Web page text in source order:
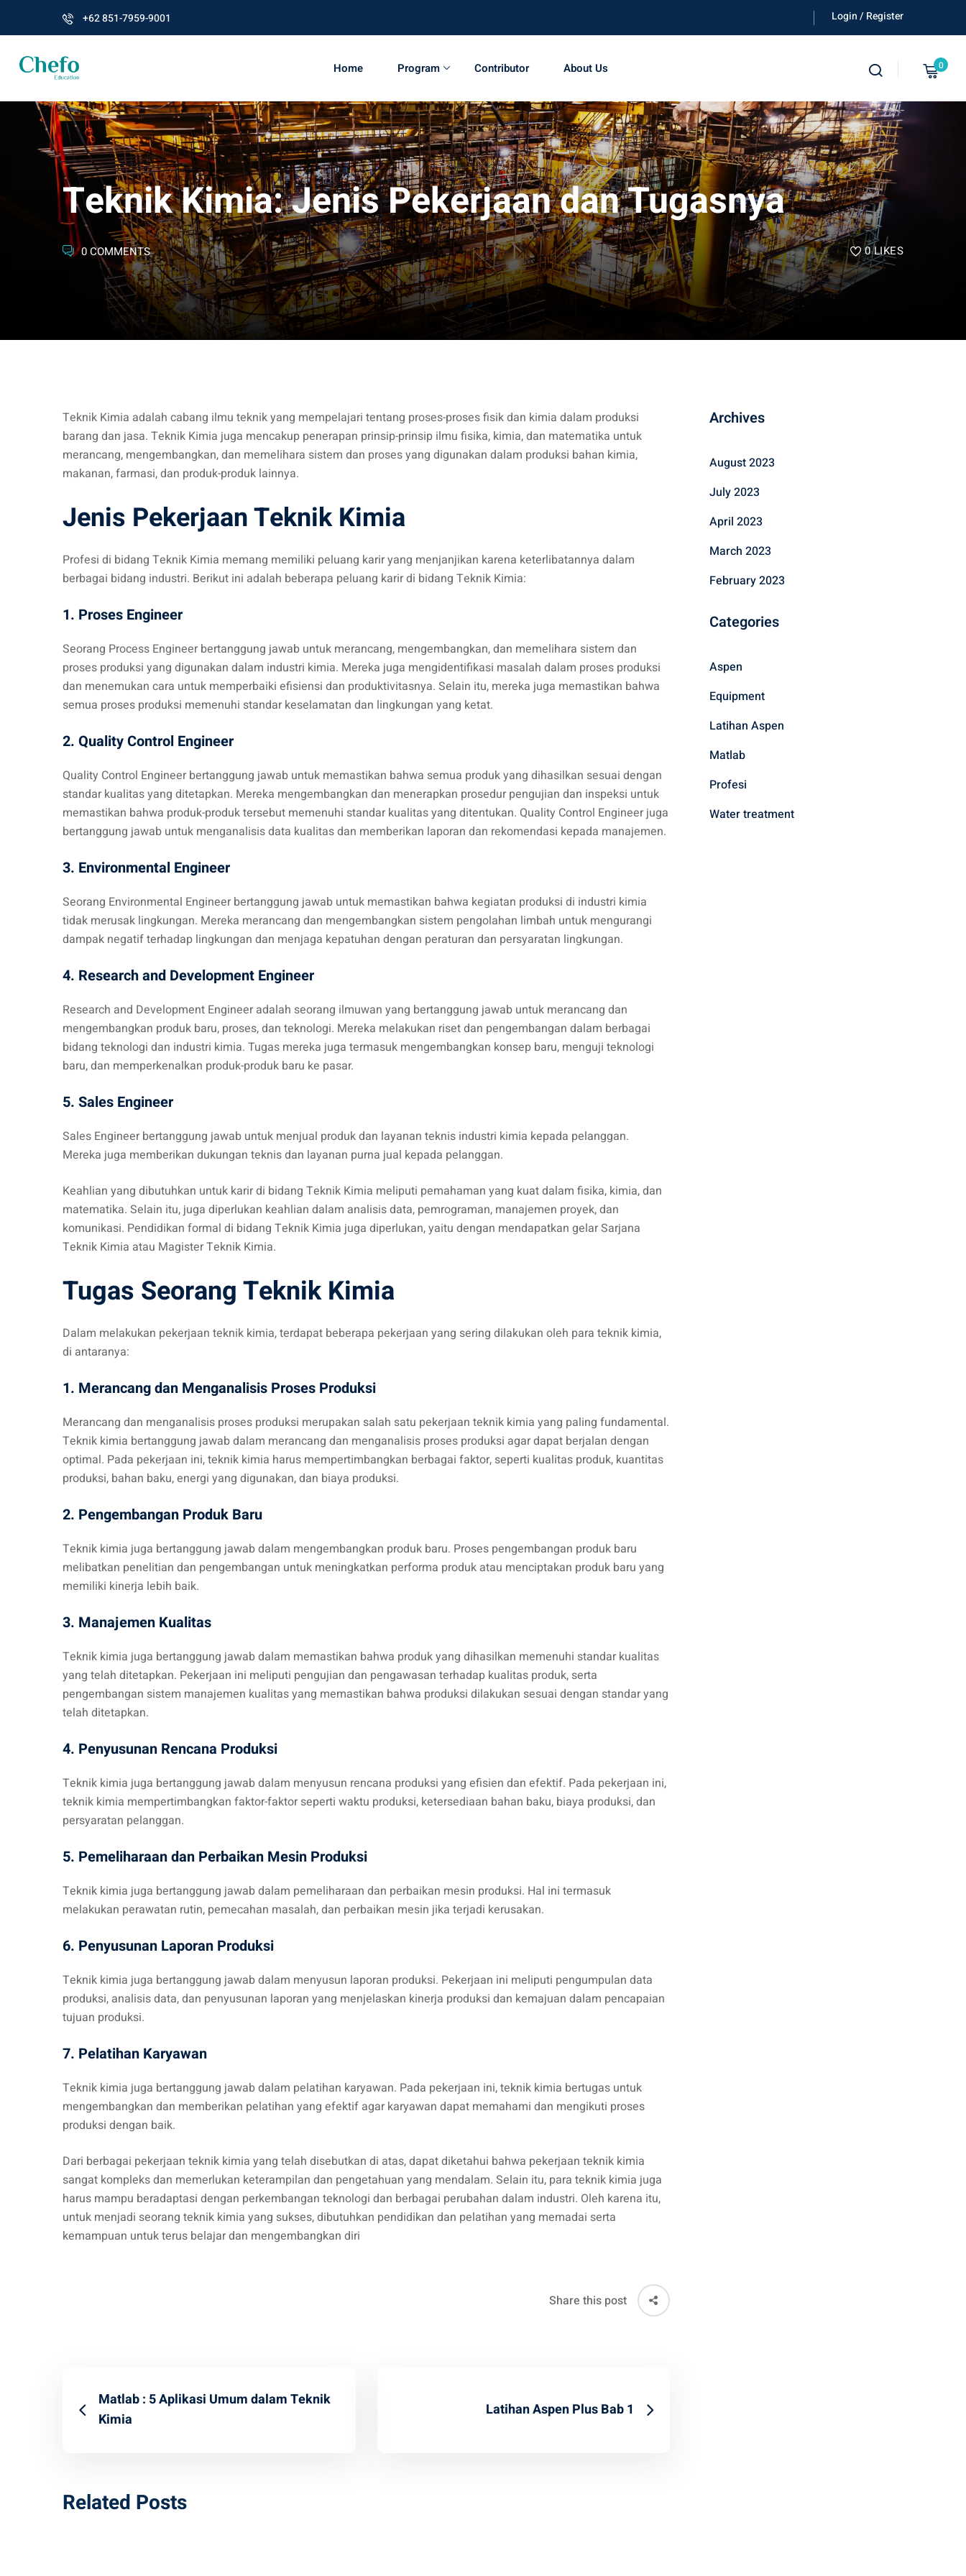
+62 851-7959-9001 Login / Register
Home Program Contributor About Us 0
Teknik Kimia: Jenis Pekerjaan dan Tugasnya
0 COMMENTS 0LIKES
Teknik Kimia adalah cabang ilmu teknik yang mempelajari tentang proses-proses fisik dan kimia dalam produksi
barang dan jasa. Teknik Kimia juga mencakup penerapan prinsip-prinsip ilmu fisika, kimia, dan matematika untuk
merancang, mengembangkan, dan memelihara sistem dan proses yang digunakan dalam produksi bahan kimia,
makanan, farmasi, dan produk-produk lainnya.
Jenis Pekerjaan Teknik Kimia
Profesi di bidang Teknik Kimia memang memiliki peluang karir yang menjanjikan karena keterlibatannya dalam
berbagai bidang industri. Berikut ini adalah beberapa peluang karir di bidang Teknik Kimia:
1. Proses Engineer
Seorang Process Engineer bertanggung jawab untuk merancang, mengembangkan, dan memelihara sistem dan
proses produksi yang digunakan dalam industri kimia. Mereka juga mengidentifikasi masalah dalam proses produksi
dan menemukan cara untuk memperbaiki efisiensi dan produktivitasnya. Selain itu, mereka juga memastikan bahwa
semua proses produksi memenuhi standar keselamatan dan lingkungan yang ketat.
2. Quality Control Engineer
Quality Control Engineer bertanggung jawab untuk memastikan bahwa semua produk yang dihasilkan sesuai dengan
standar kualitas yang ditetapkan. Mereka mengembangkan dan menerapkan prosedur pengujian dan inspeksi untuk
memastikan bahwa produk-produk tersebut memenuhi standar kualitas yang ditentukan. Quality Control Engineer juga
bertanggung jawab untuk menganalisis data kualitas dan memberikan laporan dan rekomendasi kepada manajemen.
3. Environmental Engineer
Seorang Environmental Engineer bertanggung jawab untuk memastikan bahwa kegiatan produksi di industri kimia
tidak merusak lingkungan. Mereka merancang dan mengembangkan sistem pengolahan limbah untuk mengurangi
dampak negatif terhadap lingkungan dan menjaga kepatuhan dengan peraturan dan persyaratan lingkungan.
4. Research and Development Engineer
Research and Development Engineer adalah seorang ilmuwan yang bertanggung jawab untuk merancang dan
mengembangkan produk baru, proses, dan teknologi. Mereka melakukan riset dan pengembangan dalam berbagai
bidang teknologi dan industri kimia. Tugas mereka juga termasuk mengembangkan konsep baru, menguji teknologi
baru, dan memperkenalkan produk-produk baru ke pasar.
5. Sales Engineer
Sales Engineer bertanggung jawab untuk menjual produk dan layanan teknis industri kimia kepada pelanggan.
Mereka juga memberikan dukungan teknis dan layanan purna jual kepada pelanggan.
Keahlian yang dibutuhkan untuk karir di bidang Teknik Kimia meliputi pemahaman yang kuat dalam fisika, kimia, dan
matematika. Selain itu, juga diperlukan keahlian dalam analisis data, pemrograman, manajemen proyek, dan
komunikasi. Pendidikan formal di bidang Teknik Kimia juga diperlukan, yaitu dengan mendapatkan gelar Sarjana
Teknik Kimia atau Magister Teknik Kimia.
Tugas Seorang Teknik Kimia
Dalam melakukan pekerjaan teknik kimia, terdapat beberapa pekerjaan yang sering dilakukan oleh para teknik kimia,
di antaranya:
1. Merancang dan Menganalisis Proses Produksi
Merancang dan menganalisis proses produksi merupakan salah satu pekerjaan teknik kimia yang paling fundamental.
Teknik kimia bertanggung jawab dalam merancang dan menganalisis proses produksi agar dapat berjalan dengan
optimal. Pada pekerjaan ini, teknik kimia harus mempertimbangkan berbagai faktor, seperti kualitas produk, kuantitas
produksi, bahan baku, energi yang digunakan, dan biaya produksi.
2. Pengembangan Produk Baru
Teknik kimia juga bertanggung jawab dalam mengembangkan produk baru. Proses pengembangan produk baru
melibatkan penelitian dan pengembangan untuk meningkatkan performa produk atau menciptakan produk baru yang
memiliki kinerja lebih baik.
3. Manajemen Kualitas
Teknik kimia juga bertanggung jawab dalam memastikan bahwa produk yang dihasilkan memenuhi standar kualitas
yang telah ditetapkan. Pekerjaan ini meliputi pengujian dan pengawasan terhadap kualitas produk, serta
pengembangan sistem manajemen kualitas yang memastikan bahwa produksi dilakukan sesuai dengan standar yang
telah ditetapkan.
4. Penyusunan Rencana Produksi
Teknik kimia juga bertanggung jawab dalam menyusun rencana produksi yang efisien dan efektif. Pada pekerjaan ini,
teknik kimia mempertimbangkan faktor-faktor seperti waktu produksi, ketersediaan bahan baku, biaya produksi, dan
persyaratan pelanggan.
5. Pemeliharaan dan Perbaikan Mesin Produksi
Teknik kimia juga bertanggung jawab dalam pemeliharaan dan perbaikan mesin produksi. Hal ini termasuk
melakukan perawatan rutin, pemecahan masalah, dan perbaikan mesin jika terjadi kerusakan.
6. Penyusunan Laporan Produksi
Teknik kimia juga bertanggung jawab dalam menyusun laporan produksi. Pekerjaan ini meliputi pengumpulan data
produksi, analisis data, dan penyusunan laporan yang menjelaskan kinerja produksi dan kemajuan dalam pencapaian
tujuan produksi.
7. Pelatihan Karyawan
Teknik kimia juga bertanggung jawab dalam pelatihan karyawan. Pada pekerjaan ini, teknik kimia bertugas untuk
mengembangkan dan memberikan pelatihan yang efektif agar karyawan dapat memahami dan mengikuti proses
produksi dengan baik.
Dari berbagai pekerjaan teknik kimia yang telah disebutkan di atas, dapat diketahui bahwa pekerjaan teknik kimia
sangat kompleks dan memerlukan keterampilan dan pengetahuan yang mendalam. Selain itu, para teknik kimia juga
harus mampu beradaptasi dengan perkembangan teknologi dan berbagai perubahan dalam industri. Oleh karena itu,
untuk menjadi seorang teknik kimia yang sukses, dibutuhkan pendidikan dan pelatihan yang memadai serta
kemampuan untuk terus belajar dan mengembangkan diri
Share this post
Matlab : 5 Aplikasi Umum dalam Teknik
Kimia
Latihan Aspen Plus Bab 1
Related Posts
Archives
August 2023
July 2023
April 2023
March 2023
February 2023
Categories
Aspen
Equipment
Latihan Aspen
Matlab
Profesi
Water treatment